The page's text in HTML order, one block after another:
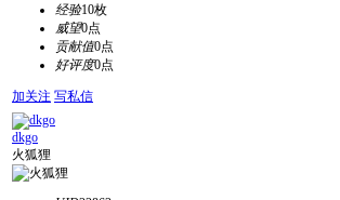
经验10枚
威望0点
贡献值0点
好评度0点
加关注 写私信
dkgo
火狐狸